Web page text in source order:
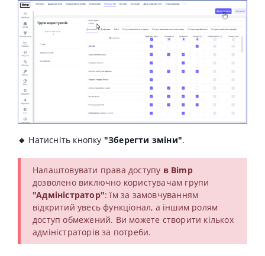
🔹 Натисніть кнопку "Зберегти зміни".
Налаштовувати права доступу в Bimp
дозволено виключно користувачам групи
"Адміністратор": їм за замовчуванням
відкритий увесь функціонал, а іншим ролям
доступ обмежений. Ви можете створити кількох
адміністраторів за потреби.